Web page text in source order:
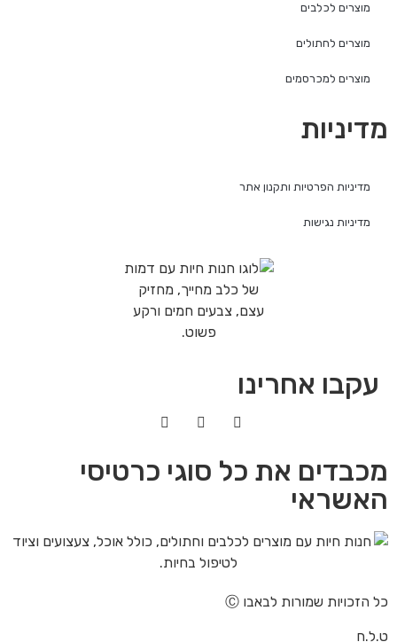
מוצרים לכלבים
מוצרים לחתולים
מוצרים למכרסמים
מדיניות
מדיניות הפרטיות ותקנון אתר
מדיניות נגישות
עקבו אחרינו
מכבדים את כל סוגי כרטיסי
האשראי
כל הזכויות שמורות לבאבו Ⓒ
ט.ל.ח